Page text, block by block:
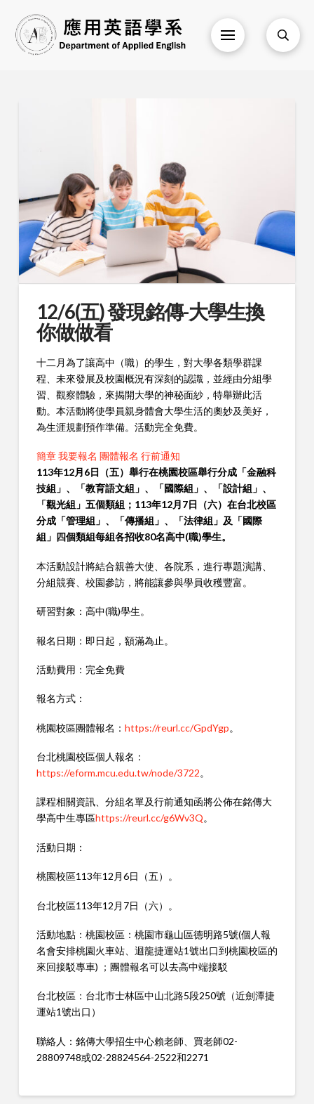
12/6(五) 發現銘傳-大學生換
你做做看
十二月為了讓高中（職）的學生，對大學各類學群課
程、未來發展及校園概況有深刻的認識，並經由分組學
習、觀察體驗，來揭開大學的神秘面紗，特舉辦此活
動。本活動將使學員親身體會大學生活的奧妙及美好，
為生涯規劃預作準備。活動完全免費。
簡章我要報名 團體報名 行前通知
113年12月6日（五）舉行在桃園校區舉行分成「金融科
技組」、「教育語文組」、「國際組」、「設計組」、
「觀光組」五個類組；113年12月7日（六）在台北校區
分成「管理組」、「傳播組」、「法律組」及「國際
組」四個類組每組各招收80名高中(職)學生。
本活動設計將結合親善大使、各院系，進行專題演講、
分組競賽、校園參訪，將能讓參與學員收穫豐富。
研習對象：高中(職)學生。
報名日期：即日起，額滿為止。
活動費用：完全免費
報名方式：
桃園校區團體報名： https://reurl.cc/GpdYgp。
台北桃園校區個人報名：
https://eform.mcu.edu.tw/node/3722。
課程相關資訊、分組名單及行前通知函將公佈在銘傳大
學高中生專區https://reurl.cc/g6Wv3Q。
活動日期：
桃園校區113年12月6日（五）。
台北校區113年12月7日（六）。
活動地點：桃園校區：桃園市龜山區德明路5號(個人報
名會安排桃園火車站、迴龍捷運站1號出口到桃園校區的
來回接駁專車) ；團體報名可以去高中端接駁
台北校區：台北市士林區中山北路5段250號（近劍潭捷
運站1號出口）
聯絡人：銘傳大學招生中心賴老師、買老師02-
28809748或02-28824564-2522和2271